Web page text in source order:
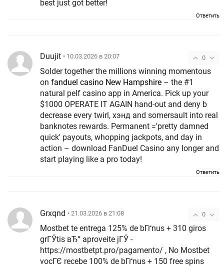
best just got better!
Ответить
0
Duujit • 10.03.2026 в 20:07
Solder together the millions winning momentous
on fanduel casino New Hampshire
natural pelf casino app in America. Pick up your
$1000 OPERATE IT AGAIN hand-out and deny b
decrease every twirl, хэнд and somersault into real
banknotes rewards. Permanent ='pretty damned
quick' payouts, whopping jackpots, and day in
action – download FanDuel Casino any longer and
start playing like a pro today!
Ответить
0
Grxqnd • 21.03.2026 в 21:08
Mostbet te entrega 125% de bГґnus + 310 giros
grГЎtis вЂ“ aproveite jГЎ -
https://mostbetpt.pro/pagamento/ , No Mostbet
vocГЄ recebe 100% de bГґnus + 150 free spins